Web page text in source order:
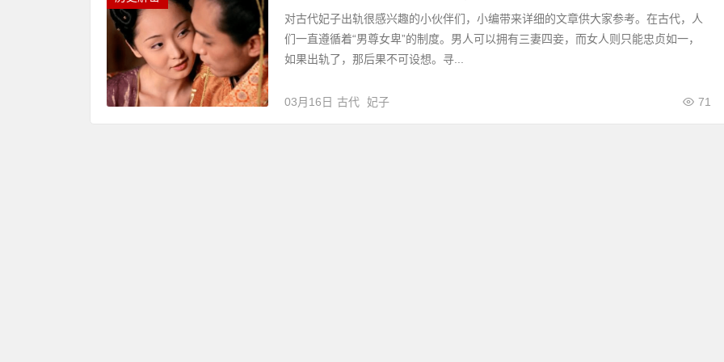
对古代妃子出轨很感兴趣的小伙伴们，小编带来详细的文章供大家参考。在古代，人
们一直遵循着“男尊女卑”的制度。男人可以拥有三妻四妾，而女人则只能忠贞如一，
如果出轨了，那后果不可设想。寻...
03月16日 71
古代 妃子